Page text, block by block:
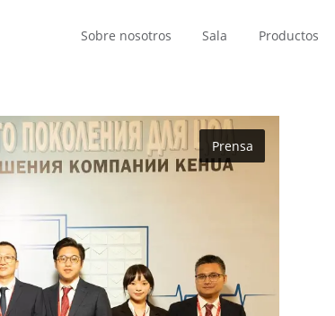
Sobre nosotros Sala Productos
Potencia crítica Centro de datos
Finanzas
Dónde comprar
Deutsch Français
Prensa